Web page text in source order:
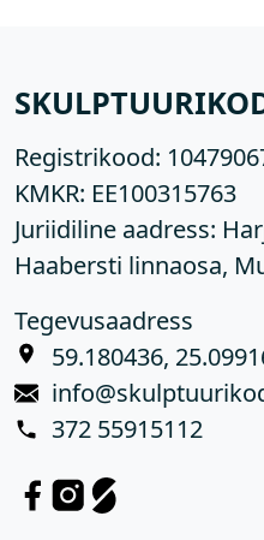
Registrikood:
KMKR: EE100315763
Juriidiline aadress:
Haabersti linnaosa,
Tegevusaadress
59.180436,
372 55915112